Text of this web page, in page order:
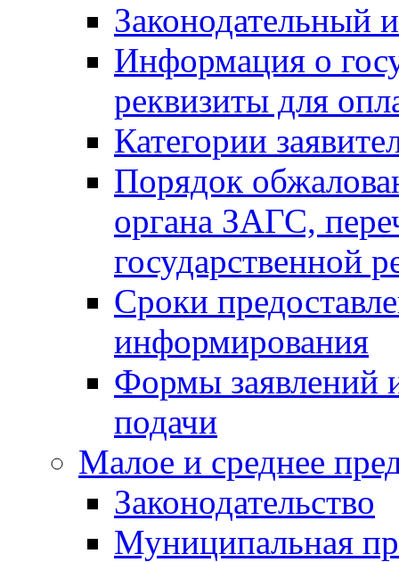
Законодательный
Информация о
реквизиты для
Категории
Порядок
органа ЗАГС,
государственной
Сроки
информирования
Формы заявлений
подачи
Малое и среднее
Законодательство
Муниципальная